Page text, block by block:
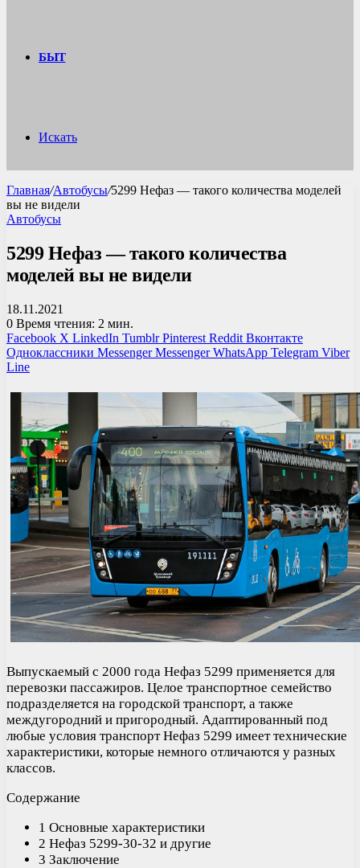
БЫТ
Искать
Главная/Автобусы/5299 Нефаз — такого количества моделей
вы не видели
Автобусы
5299 Нефаз — такого количества
моделей вы не видели
18.11.2021
0 Время чтения: 2 мин.
Facebook X LinkedIn Tumblr Pinterest Reddit Вконтакте
Одноклассники Messenger Messenger WhatsApp Telegram Viber
Line
Выпускаемый с 2000 года Нефаз 5299 применяется для
перевозки пассажиров. Целое транспортное семейство
подразделяется на городской транспорт, а также
междугородний и пригородный. Адаптированный под
любые условия транспорт Нефаз 5299 имеет технические
характеристики, которые немного отличаются у разных
классов.
Содержание
1 Основные характеристики
2 Нефаз 5299-30-32 и другие
3 Заключение